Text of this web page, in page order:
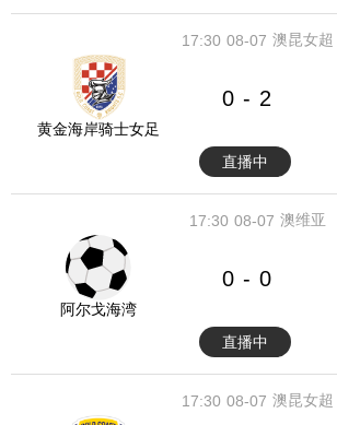
08-07
17:30 澳昆女超
黄金海岸骑士女足
0 - 2
直播中
08-07
17:30 澳维亚
阿尔戈海湾
0 - 0
直播中
08-07
17:30 澳昆女超